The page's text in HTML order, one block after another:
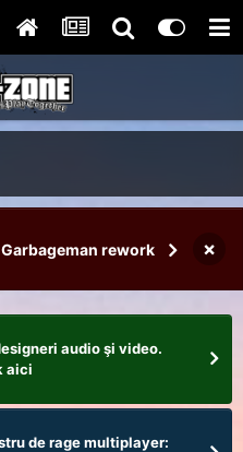
rework ×
audio şi video.
aici
de rage multiplayer: